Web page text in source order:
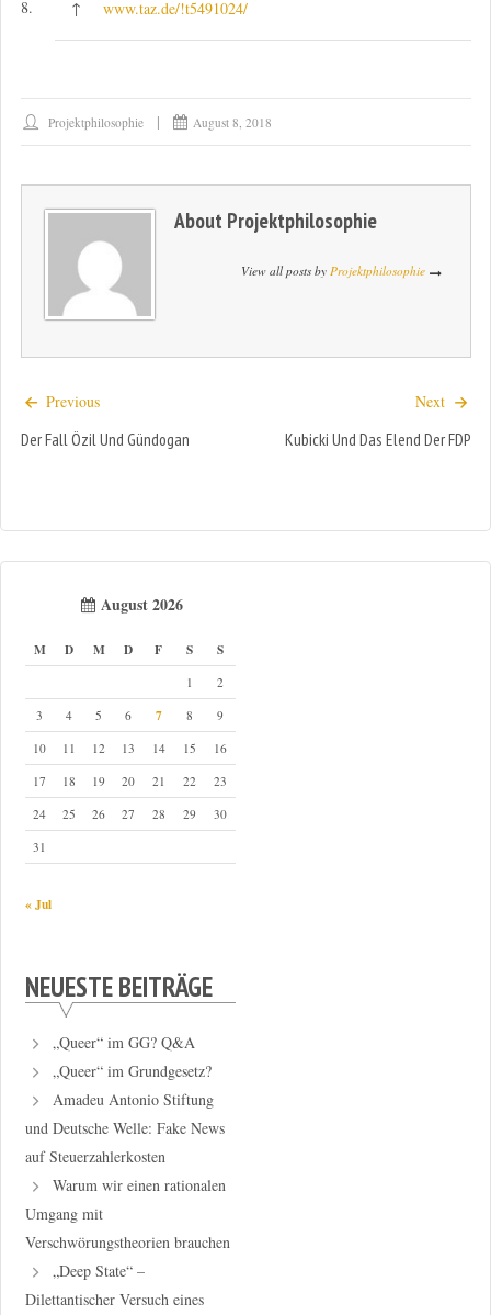
8. ↑ www.taz.de/!t5491024/
Projektphilosophie August 8, 2018
About Projektphilosophie
View all posts by Projektphilosophie
Previous
Der Fall Özil Und Gündogan
Next
Kubicki Und Das Elend Der FDP
August 2026
M D M D F S S
1
2
3
4 5 6 7 8
9
10
11 12 13 14 15
16
17
18 19 20 21 22
23
24
25 26 27 28 29
30
31
« Jul
NEUESTE BEITRÄGE
„Queer“ im GG? Q&A
„Queer“ im Grundgesetz?
Amadeu Antonio Stiftung
und Deutsche Welle: Fake News
auf Steuerzahlerkosten
Warum wir einen rationalen
Umgang mit
Verschwörungstheorien brauchen
„Deep State“ –
Dilettantischer Versuch eines